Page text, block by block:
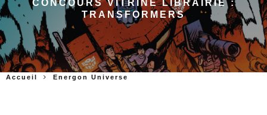
CONCOURS VITRINE LIBRAIRIE :
TRANSFORMERS
Accueil Energon Universe